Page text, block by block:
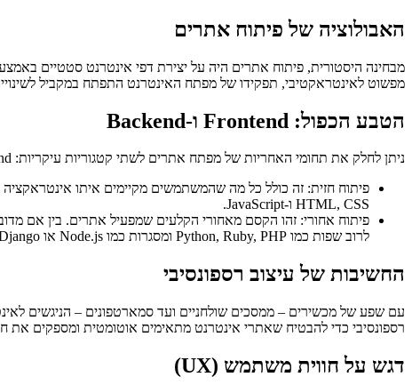
האבולוציה של פיתוח אתרים
מפשוט לאינטראקטיבי, תפקידו של מפתח האינטרנט התפתח במקביל לשינויים
הטבע הכפול: Frontend ו-Backend
ניתן לחלק את תחומי האחריות של מפתח אתרים לשתי קטגוריות עיקריות: Frontend ו-backend.
פיתוח חזית: זה כולל כל מה שהמשתמשים מקיימים איתו אינטראקציה
HTML, CSS ו-JavaScript.
לרוב שפות כמו Python, Ruby, PHP ומסגרות כמו Node.js או Django.
החשיבות של עיצוב רספונסיבי
עם שפע של מכשירים – ממסכים שולחניים ועד סמארטפונים – הניגשים
רספונסיבי כדי להבטיח שאתרי אינטרנט מתאימים אוטומטית ומספקים
דגש על חווית משתמש (UX)